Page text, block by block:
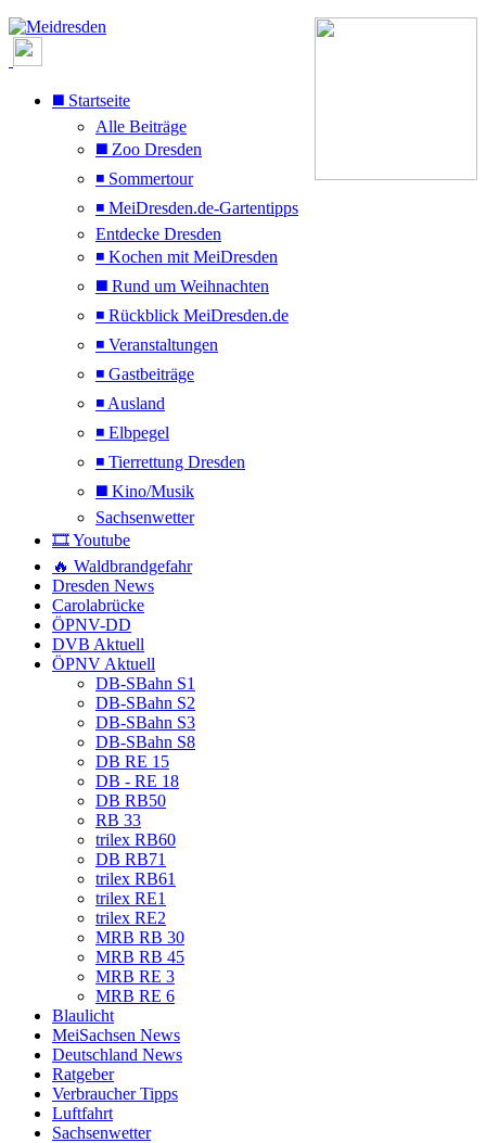
◼️ Startseite
Alle Beiträge
◼️ Zoo Dresden
◾ Sommertour
◾ MeiDresden.de-Gartentipps
Entdecke Dresden
◾ Kochen mit MeiDresden
◼️ Rund um Weihnachten
◾ Rückblick MeiDresden.de
◾ Veranstaltungen
◾ Gastbeiträge
◾ Ausland
◾ Elbpegel
◾ Tierrettung Dresden
◼️ Kino/Musik
Sachsenwetter
🎞️ Youtube
🔥 Waldbrandgefahr
Dresden News
Carolabrücke
ÖPNV-DD
DVB Aktuell
ÖPNV Aktuell
DB-SBahn S1
DB-SBahn S2
DB-SBahn S3
DB-SBahn S8
DB RE 15
DB - RE 18
DB RB50
RB 33
trilex RB60
DB RB71
trilex RB61
trilex RE1
trilex RE2
MRB RB 30
MRB RB 45
MRB RE 3
MRB RE 6
Blaulicht
MeiSachsen News
Deutschland News
Ratgeber
Verbraucher Tipps
Luftfahrt
Sachsenwetter